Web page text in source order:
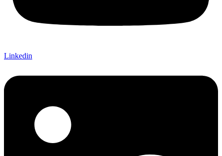
Linkedin